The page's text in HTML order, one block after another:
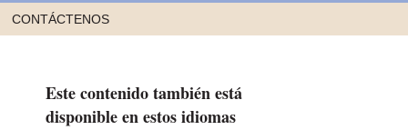
CONTÁCTENOS
Este contenido también está
disponible en estos idiomas